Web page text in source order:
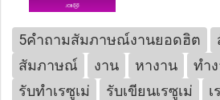
5คำถามสัมภาษณ์งานยอดฮิต
สัมภาษณ์
งาน หางาน ทำ
รับทำเรซูเม่
รับเขียนเรซูเม่